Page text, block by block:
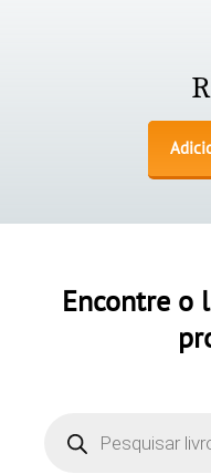
Encontre o